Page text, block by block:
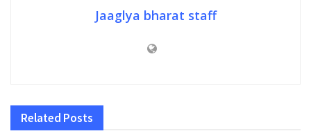
Jaaglya bharat staff
Related Posts